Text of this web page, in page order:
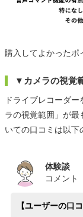
購入してよかったポ
▼カメラの視覚
ドライブレコーダ
ラの視覚範囲」が最
いての口コミは以下
体験談
コメント
【ユーザーの口コ